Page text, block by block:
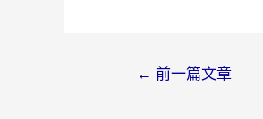
← 前一篇文章